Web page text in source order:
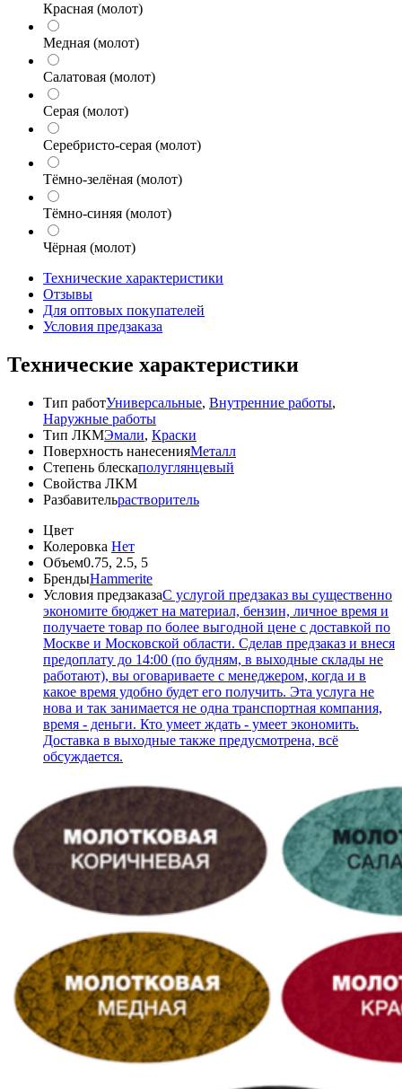
Красная (молот)
Медная (молот)
Салатовая (молот)
Серая (молот)
Серебристо-серая (молот)
Тёмно-зелёная (молот)
Тёмно-синяя (молот)
Чёрная (молот)
Технические характеристики
Отзывы
Для оптовых покупателей
Условия предзаказа
Технические характеристики
Тип работУниверсальные, Внутренние работы,
Наружные работы
Тип ЛКМЭмали, Краски
Поверхность нанесенияМеталл
Степень блескаполуглянцевый
Свойства ЛКМ
Разбавительрастворитель
Цвет
Колеровка Нет
Объем0.75, 2.5, 5
БрендыHammerite
Условия предзаказаС услугой предзаказ вы существенно
экономите бюджет на материал, бензин, личное время и
получаете товар по более выгодной цене с доставкой по
Москве и Московской области. Сделав предзаказ и внеся
предоплату до 14:00 (по будням, в выходные склады не
работают), вы оговариваете с менеджером, когда и в
какое время удобно будет его получить. Эта услуга не
нова и так занимается не одна транспортная компания,
время - деньги. Кто умеет ждать - умеет экономить.
Доставка в выходные также предусмотрена, всё
обсуждается.